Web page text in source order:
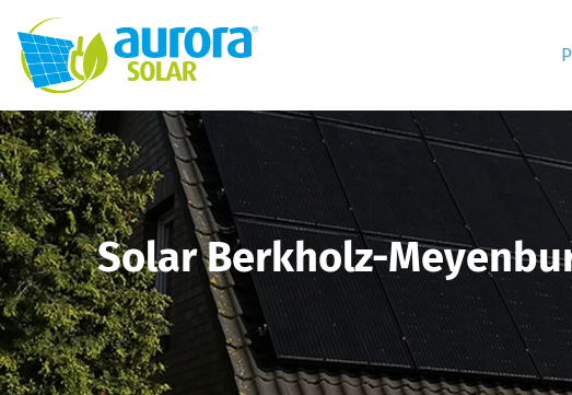
Solar Berkholz-